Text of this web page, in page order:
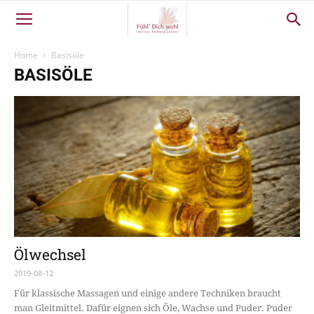
Home Basisöle
BASISÖLE
Ölwechsel
2019-08-12
Für klassische Massagen und einige andere Techniken braucht
man Gleitmittel. Dafür eignen sich Öle, Wachse und Puder. Puder